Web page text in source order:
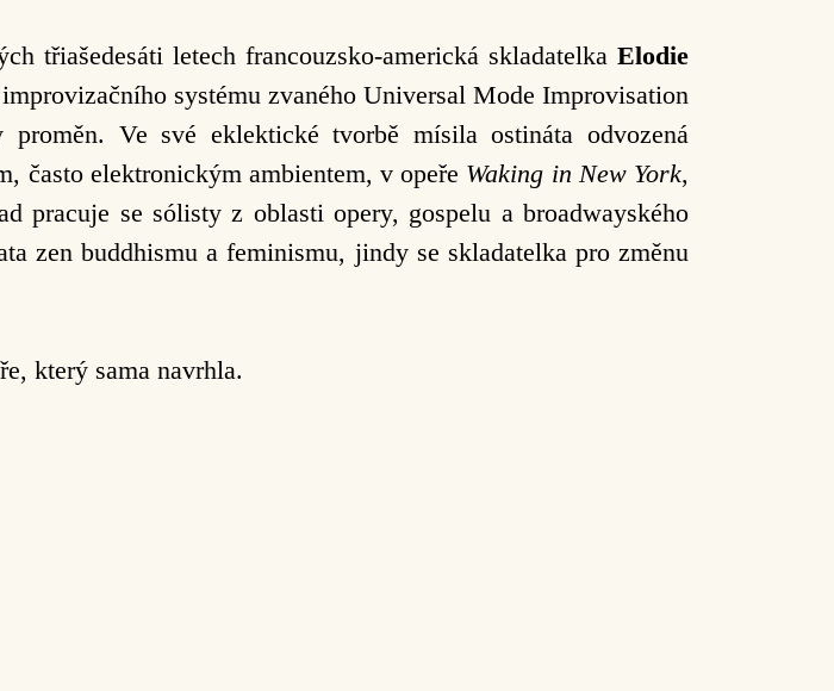
třiašedesáti letech francouzsko-americká skladatelka Elodie
systému zvaného Universal Mode Improvisation
Ve své eklektické tvorbě mísila ostináta odvozená
často elektronickým ambientem, v opeře Waking in New York,
pracuje se sólisty z oblasti opery, gospelu a broadwayského
zen buddhismu a feminismu, jindy se skladatelka pro změnu
který sama navrhla.